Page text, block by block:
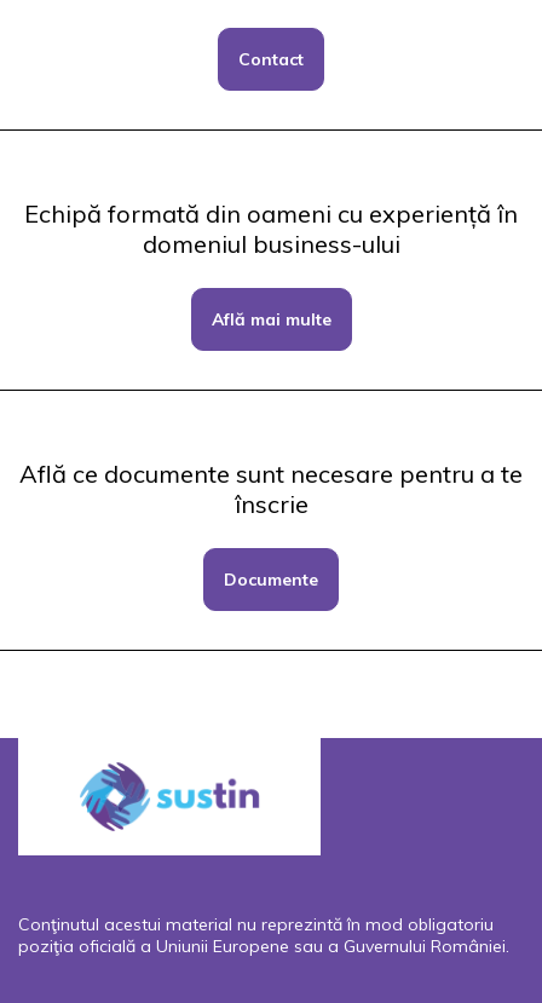
Contact
Echipă formată din oameni cu experiență în
domeniul business-ului
Află mai multe
Află ce documente sunt necesare pentru a te
înscrie
Documente
Conţinutul acestui material nu reprezintă în mod obligatoriu
poziţia oficială a Uniunii Europene sau a Guvernului României.